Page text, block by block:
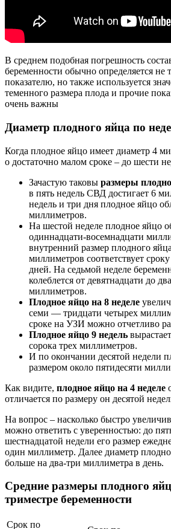
В среднем подобная погрешность
беременности обычно определяется не
показателю, но также используется
теменного размера плода и прочие
очень важны
Диаметр плодного яйца по
Когда плодное яйцо имеет диаметр 4
о достаточно малом сроке – до шести
Зачастую таковы размеры
в пять недель СВД достигает 6
недель и три дня плодное яйцо
миллиметров.
На шестой неделе плодное яйцо
одиннадцати-восемнадцати
внутренний размер плодного
миллиметров соответствует
дней. На седьмой неделе
колеблется от девятнадцати до
миллиметров.
Плодное яйцо на 8 неделе
семи — тридцати четырех
сроке на УЗИ можно отчетливо
Плодное яйцо 9 недель
сорока трех миллиметров.
И по окончании десятой недели
размером около пятидесяти
Как видите, плодное яйцо на 4 неделе
отличается по размеру он десятой
На вопрос – насколько быстро
можно ответить с уверенностью: до
шестнадцатой недели его размер
один миллиметр. Далее диаметр
больше на два-три миллиметра в день.
Средние размеры плодного
триместре беременности
Срок по